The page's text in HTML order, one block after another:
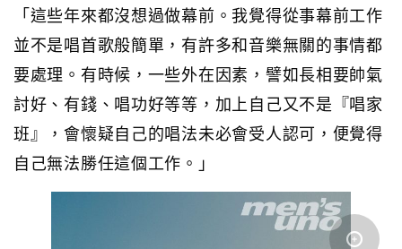
「這些年來都沒想過做幕前。我覺得從事幕前工作
並不是唱首歌般簡單，有許多和音樂無關的事情都
要處理。有時候，一些外在因素，譬如長相要帥氣
討好、有錢、唱功好等等，加上自己又不是『唱家
班』，會懷疑自己的唱法未必會受人認可，便覺得
自己無法勝任這個工作。」